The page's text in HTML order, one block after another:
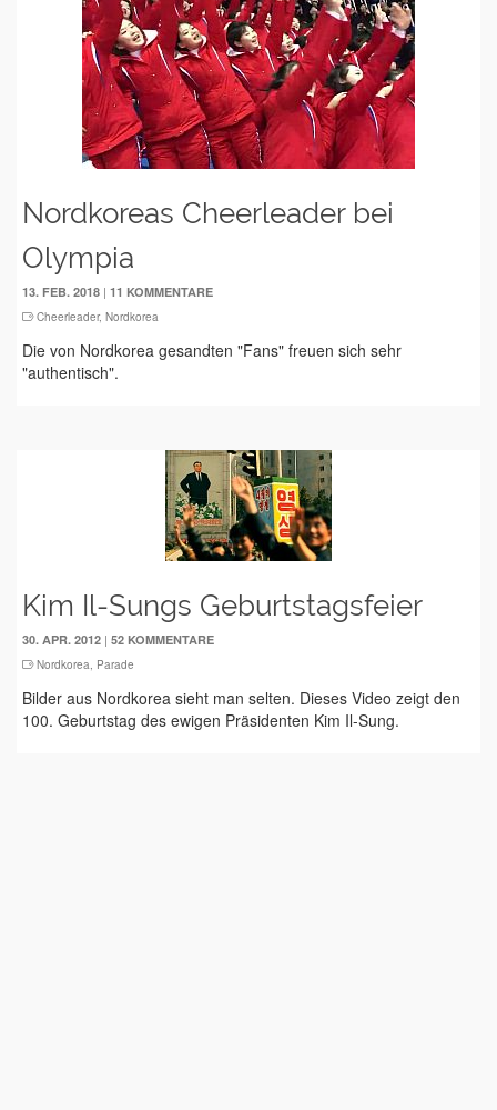
Nordkoreas Cheerleader bei
Olympia
13. FEB. 2018 | 11 KOMMENTARE
Cheerleader, Nordkorea
Die von Nordkorea gesandten "Fans" freuen sich sehr
"authentisch".
Kim Il-Sungs Geburtstagsfeier
30. APR. 2012 | 52 KOMMENTARE
Nordkorea, Parade
Bilder aus Nordkorea sieht man selten. Dieses Video zeigt den
100. Geburtstag des ewigen Präsidenten Kim Il-Sung.